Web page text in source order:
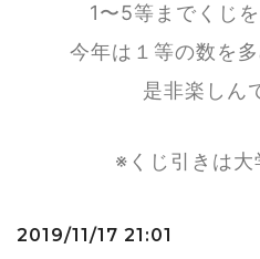
1〜5等までくじ
今年は１等の数を
是非楽しん
※くじ引きは大
2019/11/17 21:01